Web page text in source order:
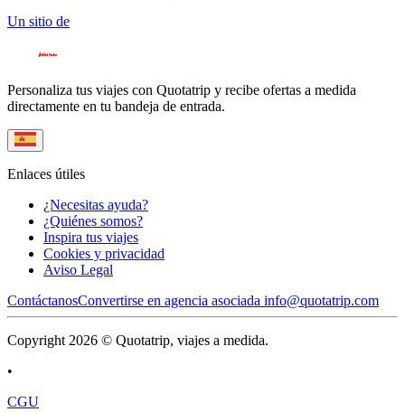
Un sitio de
Personaliza tus viajes con Quotatrip y recibe ofertas a medida
directamente en tu bandeja de entrada.
Enlaces útiles
¿Necesitas ayuda?
¿Quiénes somos?
Inspira tus viajes
Cookies y privacidad
Aviso Legal
ContáctanosConvertirse en agencia asociada info@quotatrip.com
Copyright 2026 © Quotatrip, viajes a medida.
•
CGU